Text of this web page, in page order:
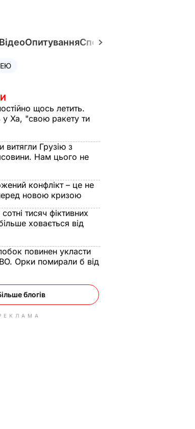
ВідеоОпитуванняСпецпроєкти
щось летить.
Ха, "свою ракету ти
витягли Грузію з
Нам цього не
конфлікт – це не
новою кризою
тисяч фіктивних
ховається від
повинен укласти
Орки помирали б від
блогів